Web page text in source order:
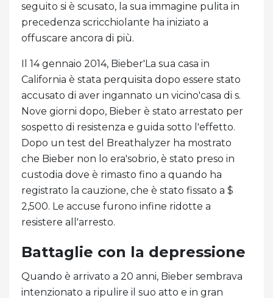
seguito si è scusato, la sua immagine pulita in
precedenza scricchiolante ha iniziato a
offuscare ancora di più.
Il 14 gennaio 2014, Bieber'La sua casa in
California è stata perquisita dopo essere stato
accusato di aver ingannato un vicino'casa di s.
Nove giorni dopo, Bieber è stato arrestato per
sospetto di resistenza e guida sotto l'effetto.
Dopo un test del Breathalyzer ha mostrato
che Bieber non lo era'sobrio, è stato preso in
custodia dove è rimasto fino a quando ha
registrato la cauzione, che è stato fissato a $
2,500. Le accuse furono infine ridotte a
resistere all'arresto.
Battaglie con la depressione
Quando è arrivato a 20 anni, Bieber sembrava
intenzionato a ripulire il suo atto e in gran